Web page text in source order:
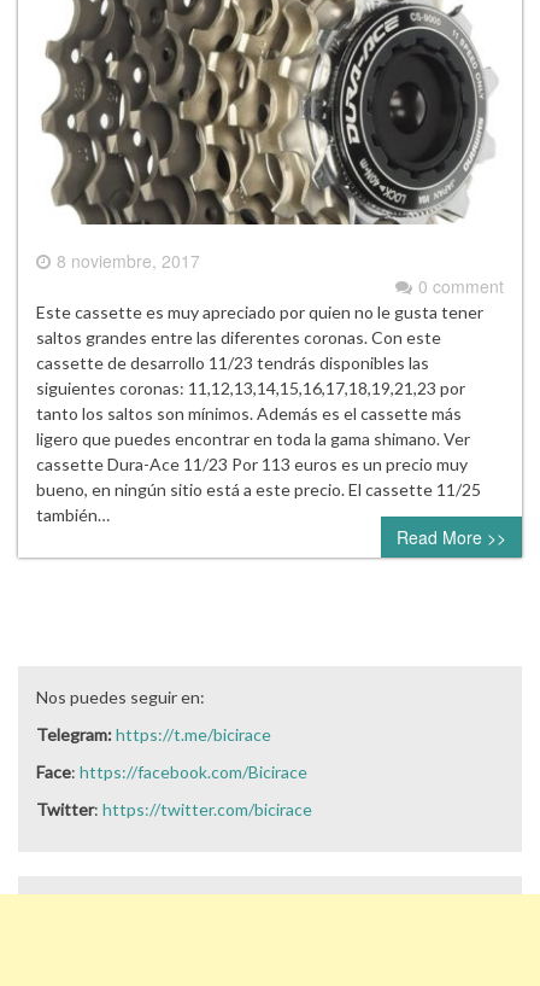
8 noviembre, 2017
0 comment
Este cassette es muy apreciado por quien no le gusta tener
saltos grandes entre las diferentes coronas. Con este
cassette de desarrollo 11/23 tendrás disponibles las
siguientes coronas: 11,12,13,14,15,16,17,18,19,21,23 por
tanto los saltos son mínimos. Además es el cassette más
ligero que puedes encontrar en toda la gama shimano. Ver
cassette Dura-Ace 11/23 Por 113 euros es un precio muy
bueno, en ningún sitio está a este precio. El cassette 11/25
también…
Read More >>
Nos puedes seguir en:
Telegram:https://t.me/bicirace
Face: https://facebook.com/Bicirace
Twitter: https://twitter.com/bicirace